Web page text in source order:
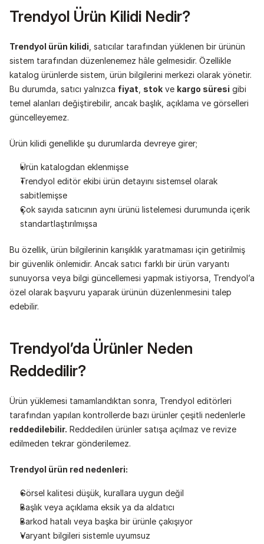
Trendyol Ürün Kilidi Nedir?
Trendyol ürün kilidi, satıcılar tarafından yüklenen bir ürünün
sistem tarafından düzenlenemez hâle gelmesidir. Özellikle
katalog ürünlerde sistem, ürün bilgilerini merkezi olarak yönetir.
Bu durumda, satıcı yalnızca fiyat, stok ve kargo süresi gibi
temel alanları değiştirebilir, ancak başlık, açıklama ve görselleri
güncelleyemez.
Ürün kilidi genellikle şu durumlarda devreye girer;
Ürün katalogdan eklenmişse
Trendyol editör ekibi ürün detayını sistemsel olarak
sabitlemişse
Çok sayıda satıcının aynı ürünü listelemesi durumunda içerik
standartlaştırılmışsa
Bu özellik, ürün bilgilerinin karışıklık yaratmaması için getirilmiş
bir güvenlik önlemidir. Ancak satıcı farklı bir ürün varyantı
sunuyorsa veya bilgi güncellemesi yapmak istiyorsa, Trendyol’a
özel olarak başvuru yaparak ürünün düzenlenmesini talep
edebilir.
Trendyol’da Ürünler Neden
Reddedilir?
Ürün yüklemesi tamamlandıktan sonra, Trendyol editörleri
reddedilebilir. Reddedilen ürünler satışa açılmaz ve revize
edilmeden tekrar gönderilemez.
Trendyol ürün red nedenleri:
Görsel kalitesi düşük, kurallara uygun değil
Başlık veya açıklama eksik ya da aldatıcı
Barkod hatalı veya başka bir ürünle çakışıyor
Varyant bilgileri sistemle uyumsuz